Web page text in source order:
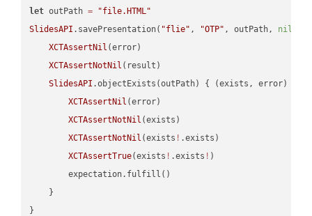
let outPath =
"file.HTML"
SlidesAPI .savePresentation( "flie" , "OTP" , outPath, nil
XCTAssertNil (error)
XCTAssertNotNil (result)
SlidesAPI .objectExists(outPath) { (exists, error) ->
XCTAssertNil (error)
XCTAssertNotNil (exists)
XCTAssertNotNil (exists ! .exists)
XCTAssertTrue(exists ! .exists ! )
        expectation.fulfill()
    }